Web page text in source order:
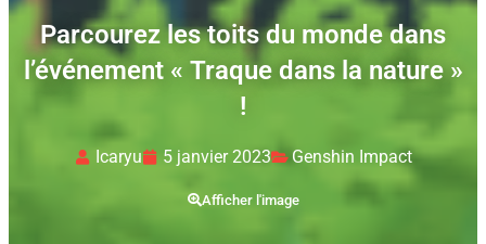
Parcourez les toits du monde dans
l’événement « Traque dans la nature »
!
Icaryu 5 janvier 2023 Genshin Impact
Afficher l'image